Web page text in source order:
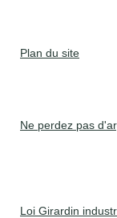
Plan du site
Ne perdez pas
Loi Girardin